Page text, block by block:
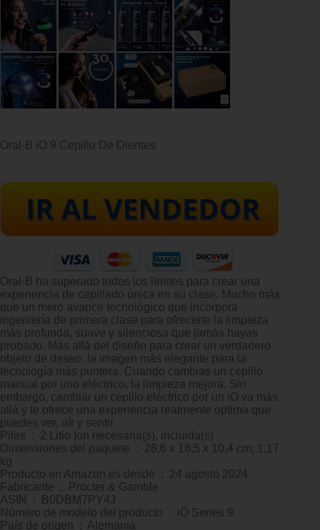
Oral-B iO 9 Cepillo De Dientes
Oral-B ha superado todos los límites para crear una
experiencia de cepillado única en su clase. Mucho más
que un mero avance tecnológico que incorpora
ingeniería de primera clase para ofrecerte la limpieza
más profunda, suave y silenciosa que jamás hayas
probado. Más allá del diseño para crear un verdadero
objeto de deseo: la imagen más elegante para la
tecnología más puntera. Cuando cambias un cepillo
manual por uno eléctrico, la limpieza mejora. Sin
embargo, cambiar un cepillo eléctrico por un iO va más
allá y te ofrece una experiencia realmente optima que
puedes ver, oír y sentir.
Pilas ‏ : ‎ 2 Litio Ion necesaria(s), incluida(s)
Dimensiones del paquete ‏ : ‎ 28,6 x 18,5 x 10,4 cm; 1,17
kg
Producto en Amazon.es desde ‏ : ‎ 24 agosto 2024
Fabricante ‏ : ‎ Procter & Gamble
ASIN ‏ : ‎ B0DBM7PY4J
Número de modelo del producto ‏ : ‎ iO Series 9
País de origen ‏ : ‎ Alemania